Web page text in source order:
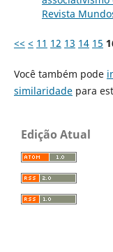
Revista
<< < 11 12 13 14 15
Você também pode
similaridadepara
Edição Atual